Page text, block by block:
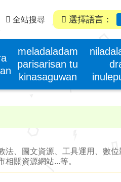
全站搜尋 選擇語言：
meladaladam
parisarisan tu
kinasaguwan
法、圖文資源、工具運用、數位
相關資源網站...等。